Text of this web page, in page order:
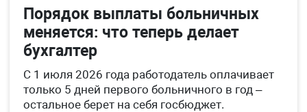
Порядок выплаты больничных
меняется: что теперь делает
бухгалтер
С 1 июля 2026 года работодатель оплачивает
только 5 дней первого больничного в год –
остальное берет на себя госбюджет.